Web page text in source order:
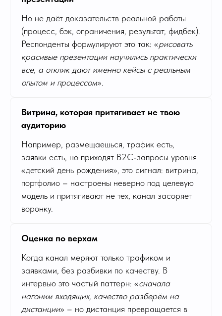
Но не даёт доказательств реальной работы
(процесс, бэк, ограничения, результат, фидбек).
Респонденты формулируют это так: «рисовать
красивые презентации научились практически
все, а отклик дают именно кейсы с реальным
опытом и процессом».
Витрина, которая притягивает не твою
аудиторию
Например, размещаешься, трафик есть,
заявки есть, но приходят B2C-запросы уровня
«детский день рождения», это сигнал: витрина,
портфолио – настроены неверно под целевую
модель и притягивают не тех, канал засоряет
воронку.
Оценка по верхам
Когда канал меряют только трафиком и
заявками, без разбивки по качеству. В
интервью это частый паттерн: «сначала
нагоним входящих, качество разберём на
дистанции» – но дистанция превращается в